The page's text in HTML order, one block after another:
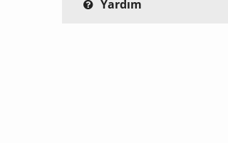
Yardım